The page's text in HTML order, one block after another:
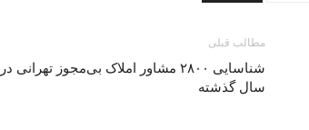
مطالب قبلی
شناسایی ۲۸۰۰ مشاور املاک بی‌مجوز تهرانی در
سال گذشته